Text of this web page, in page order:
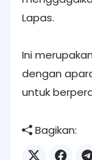
Lapas.
Ini
dengan
untuk
Bagikan: